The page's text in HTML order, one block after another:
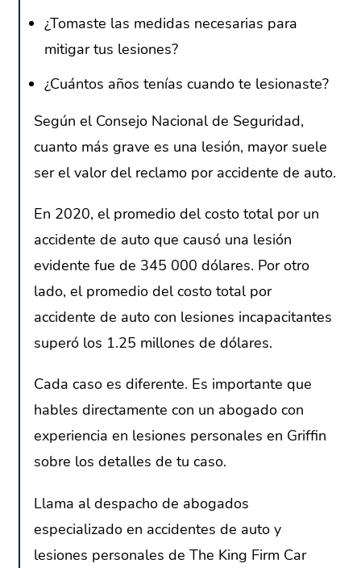
¿Tomaste las medidas necesarias para
mitigar tus lesiones?
¿Cuántos años tenías cuando te lesionaste?
Según el Consejo Nacional de Seguridad,
cuanto más grave es una lesión, mayor suele
ser el valor del reclamo por accidente de auto.
En 2020, el promedio del costo total por un
accidente de auto que causó una lesión
evidente fue de 345 000 dólares. Por otro
lado, el promedio del costo total por
accidente de auto con lesiones incapacitantes
superó los 1.25 millones de dólares.
Cada caso es diferente. Es importante que
hables directamente con un abogado con
experiencia en lesiones personales en Griffin
sobre los detalles de tu caso.
Llama al despacho de abogados
especializado en accidentes de auto y
lesiones personales de The King Firm Car